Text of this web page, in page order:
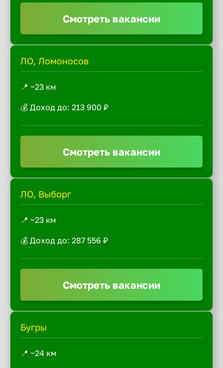
Смотреть вакансии
ЛО, Ломоносов
📍 ~23 км
💰 Доход до: 213 900 ₽
Смотреть вакансии
ЛО, Выборг
📍 ~23 км
💰 Доход до: 287 556 ₽
Смотреть вакансии
Бугры
📍 ~24 км